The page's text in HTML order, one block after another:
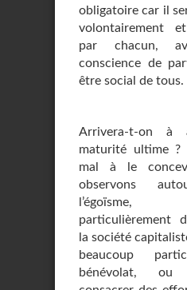
obligatoire car il
volontairement
par chacun,
conscience de
être social de tous.
Arrivera-t-on à
maturité ultime ?
mal à le
observons
l’égoïsme,
particulièrement
la société
beaucoup
bénévolat,